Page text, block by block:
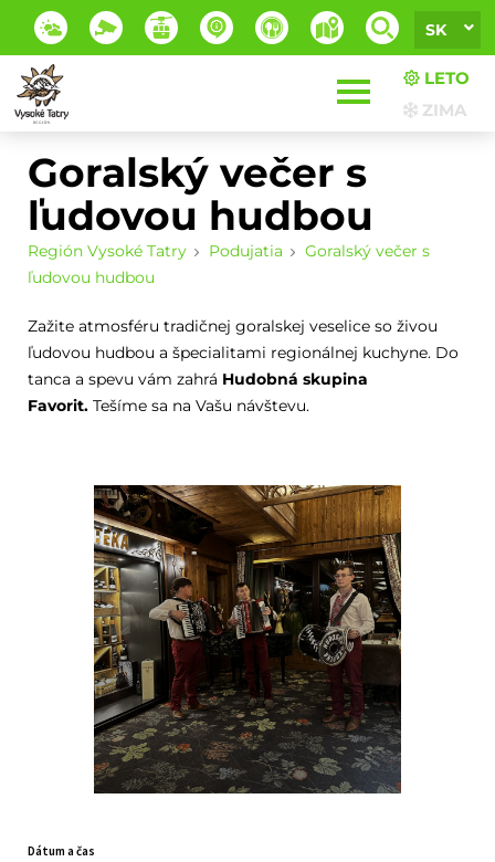
SK
LETO
ZIMA
Goralský večer s
ľudovou hudbou
Región Vysoké Tatry Podujatia
Goralský večer s
ľudovou hudbou
Zažite atmosféru tradičnej goralskej veselice so živou
ľudovou hudbou a špecialitami regionálnej kuchyne. Do
tanca a spevu vám zahrá Hudobná skupina
Favorit.Tešíme sa na Vašu návštevu.
Dátum a čas